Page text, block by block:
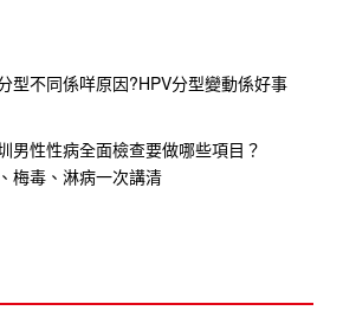
型不同係咩原因?HPV分型變動係好事
男性性病全面檢查要做哪些項目？
梅毒、淋病一次講清